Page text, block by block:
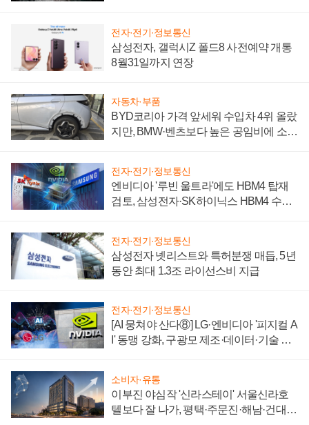
전자·전기·정보통신
삼성전자, 갤럭시Z 폴드8 사전예약 개통
8월31일까지 연장
자동차·부품
BYD코리아 가격 앞세워 수입차 4위 올랐
지만, BMW·벤츠보다 높은 공임비에 소비
전자·전기·정보통신
엔비디아 '루빈 울트라'에도 HBM4 탑재
검토, 삼성전자·SK하이닉스 HBM4 수율
전자·전기·정보통신
삼성전자 넷리스트와 특허분쟁 매듭, 5년
동안 최대 1.3조 라이선스비 지급
전자·전기·정보통신
[AI 뭉쳐야 산다⑧] LG·엔비디아 '피지컬 A
I' 동맹 강화, 구광모 제조·데이터·기술 결
소비자·유통
이부진 야심작 '신라스테이' 서울신라호
텔보다 잘 나가, 평택·주문진·해남·건대로